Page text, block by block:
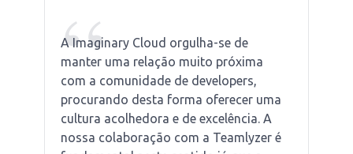
“
A Imaginary Cloud orgulha-se de
manter uma relação muito próxima
com a comunidade de developers,
procurando desta forma oferecer uma
cultura acolhedora e de excelência. A
nossa colaboração com a Teamlyzer é